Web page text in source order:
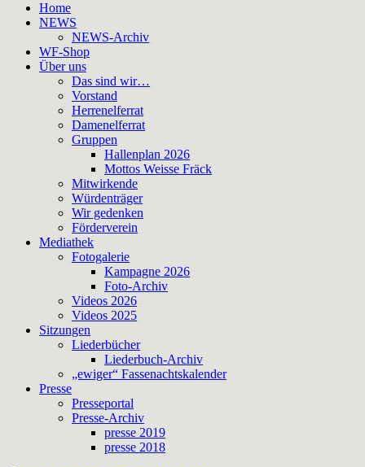
Home
NEWS
NEWS-Archiv
WF-Shop
Über uns
Das sind wir…
Vorstand
Herrenelferrat
Damenelferrat
Gruppen
Hallenplan 2026
Mottos Weisse Fräck
Mitwirkende
Würdenträger
Wir gedenken
Förderverein
Mediathek
Fotogalerie
Kampagne 2026
Foto-Archiv
Videos 2026
Videos 2025
Sitzungen
Liederbücher
Liederbuch-Archiv
„ewiger“ Fassenachtskalender
Presse
Presseportal
Presse-Archiv
presse 2019
presse 2018